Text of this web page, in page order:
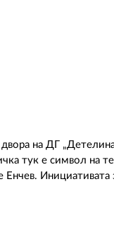
на ДГ
тук е символ на
Инициативата